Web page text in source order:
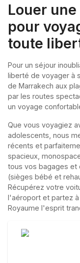
Louer
pour
toute
Pour un séjour
liberté de voyager à
de Marrakech aux
par les routes
un voyage
Que vous voyagiez
adolescents, nous
récents et
spacieux,
tous vos bagages et
(sièges bébé et
Récupérez votre
l'aéroport et partez
Royaume l'esprit